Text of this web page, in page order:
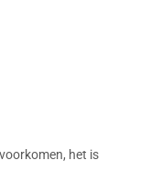
het is